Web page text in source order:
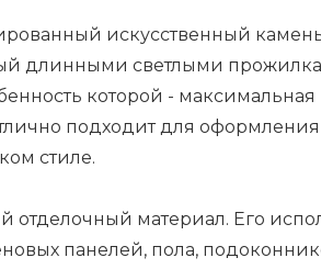
искусственный
длинными светлыми
которой -
подходит для
стиле.
отделочный материал. Его
панелей, пола,